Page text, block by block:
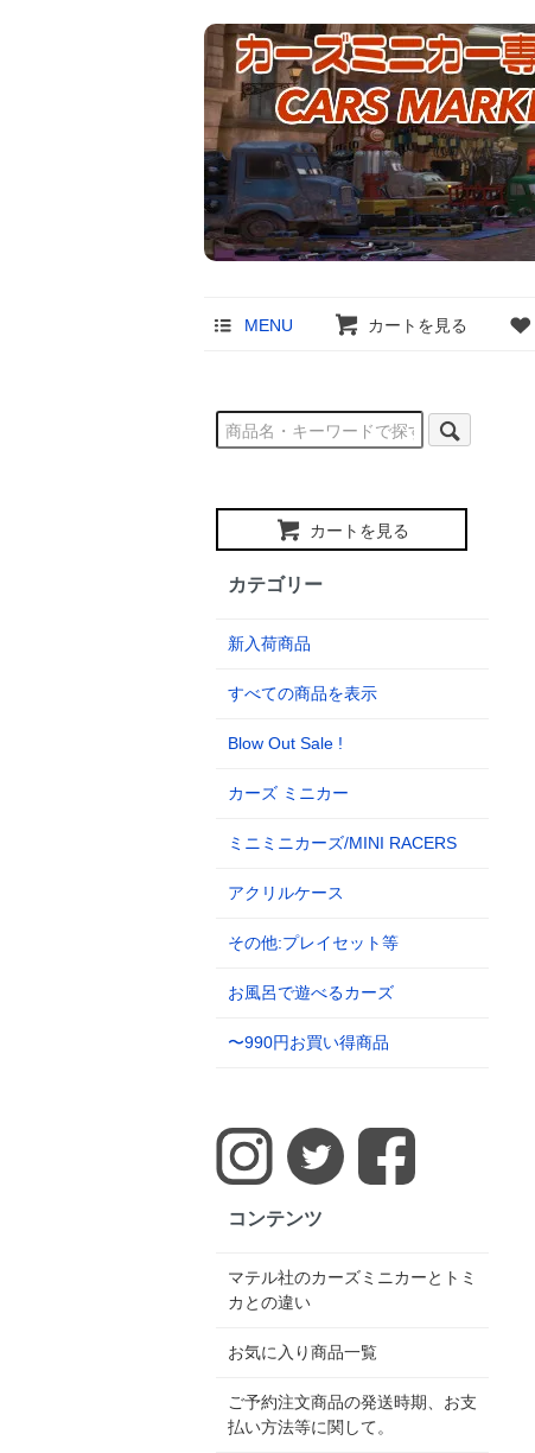
MENU カートを見る
カートを見る
カテゴリー
新入荷商品
すべての商品を表示
Blow Out Sale !
カーズ ミニカー
ミニミニカーズ/MINI RACERS
アクリルケース
その他:プレイセット等
お風呂で遊べるカーズ
〜990円お買い得商品
コンテンツ
マテル社のカーズミニカーとトミ
カとの違い
お気に入り商品一覧
ご予約注文商品の発送時期、お支
払い方法等に関して。